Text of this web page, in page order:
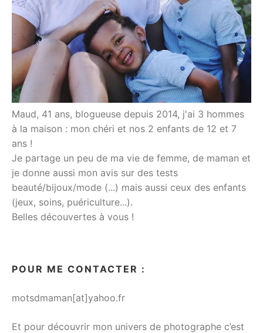
Maud, 41 ans, blogueuse depuis 2014, j'ai 3 hommes
à la maison : mon chéri et nos 2 enfants de 12 et 7
ans !
Je partage un peu de ma vie de femme, de maman et
je donne aussi mon avis sur des tests
beauté/bijoux/mode (...) mais aussi ceux des enfants
(jeux, soins, puériculture...).
Belles découvertes à vous !
POUR ME CONTACTER :
motsdmaman[at]yahoo.fr
Et pour découvrir mon univers de photographe c’est